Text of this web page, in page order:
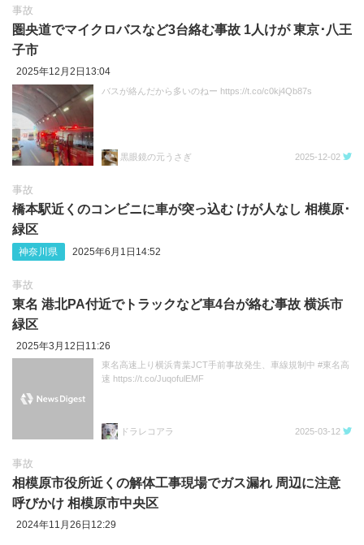
事故
圏央道でマイクロバスなど3台絡む事故 1人けが 東京･八王
子市
2025年12月2日13:04
バスが絡んだから多いのねー https://t.co/c0kj4Qb87s
黒眼鏡の元うさぎ 2025-12-02
事故
橋本駅近くのコンビニに車が突っ込む けが人なし 相模原･
緑区
神奈川県 2025年6月1日14:52
事故
東名 港北PA付近でトラックなど車4台が絡む事故 横浜市
緑区
2025年3月12日11:26
東名高速上り横浜青葉JCT手前事故発生、車線規制中 #東名高
速 https://t.co/JuqofulEMF
ドラレコアラ 2025-03-12
事故
相模原市役所近くの解体工事現場でガス漏れ 周辺に注意
呼びかけ 相模原市中央区
2024年11月26日12:29